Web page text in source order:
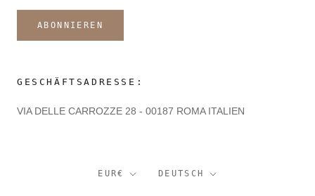
ABONNIEREN
GESCHÄFTSADRESSE:
VIA DELLE CARROZZE 28 - 00187 ROMA ITALIEN
Währung
EUR€ Sprache
DEUTSCH